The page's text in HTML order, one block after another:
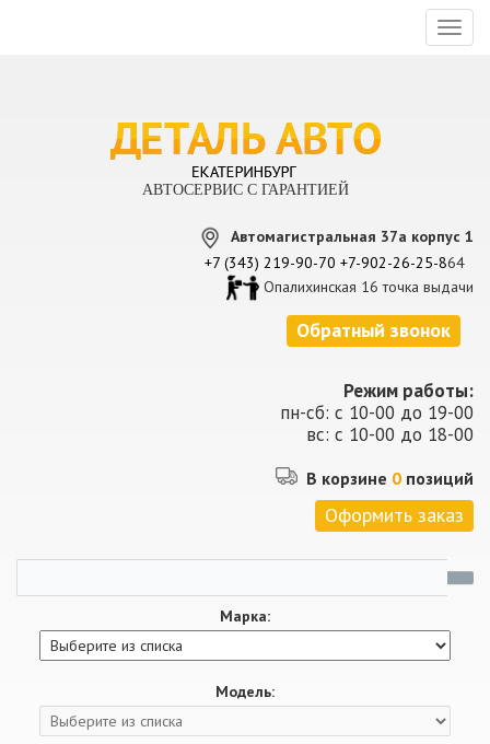
АВТОСЕРВИС С ГАРАНТИЕЙ
Автомагистральная 37а корпус 1
+7 (343) 219-90-70 +7-902-26-25-864
Опалихинская 16 точка выдачи
Обратный звонок
Режим работы:
пн-сб: с 10-00 до 19-00
вс: с 10-00 до 18-00
В корзине 0 позиций
Оформить заказ
Марка:
Модель: